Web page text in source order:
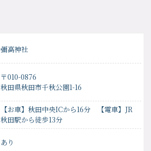
彌高神社
〒010-0876
秋田県秋田市千秋公園1-16
【お車】秋田中央ICから16分 【電車】JR
秋田駅から徒歩13分
あり